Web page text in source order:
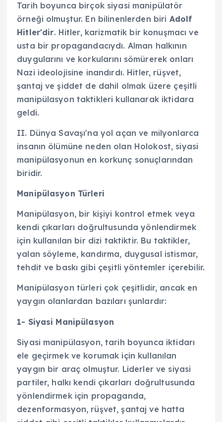
Tarih boyunca birçok siyasi manipülatör
örneği olmuştur. En bilinenlerden biri Adolf
Hitler'dir. Hitler, karizmatik bir konuşmacı ve
usta bir propagandacıydı. Alman halkının
duygularını ve korkularını sömürerek onları
Nazi ideolojisine inandırdı. Hitler, rüşvet,
şantaj ve şiddet de dahil olmak üzere çeşitli
manipülasyon taktikleri kullanarak iktidara
geldi.
II. Dünya Savaşı'na yol açan ve milyonlarca
insanın ölümüne neden olan Holokost, siyasi
manipülasyonun en korkunç sonuçlarından
biridir.
Manipülasyon Türleri
Manipülasyon, bir kişiyi kontrol etmek veya
kendi çıkarları doğrultusunda yönlendirmek
için kullanılan bir dizi taktiktir. Bu taktikler,
yalan söyleme, kandırma, duygusal istismar,
tehdit ve baskı gibi çeşitli yöntemler içerebilir.
Manipülasyon türleri çok çeşitlidir, ancak en
yaygın olanlardan bazıları şunlardır:
1- Siyasi Manipülasyon
Siyasi manipülasyon, tarih boyunca iktidarı
ele geçirmek ve korumak için kullanılan
yaygın bir araç olmuştur. Liderler ve siyasi
partiler, halkı kendi çıkarları doğrultusunda
yönlendirmek için propaganda,
dezenformasyon, rüşvet, şantaj ve hatta